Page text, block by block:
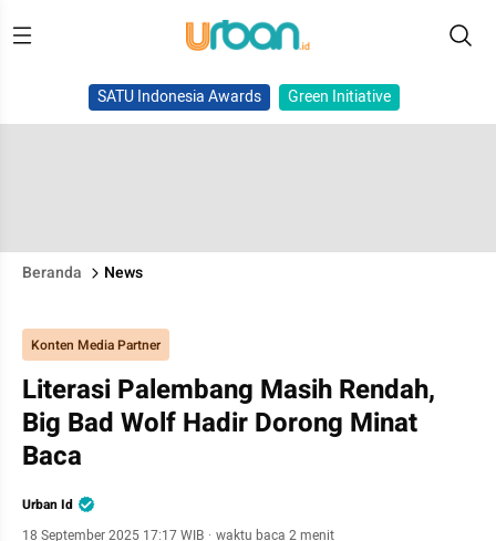
SATU Indonesia Awards Green Initiative
Beranda News
Konten Media Partner
Literasi Palembang Masih Rendah,
Big Bad Wolf Hadir Dorong Minat
Baca
Urban Id
18 September 2025 17:17 WIB · waktu baca 2 menit